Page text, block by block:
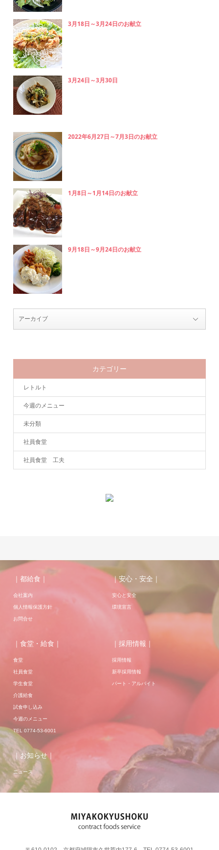
3月18日～3月24日のお献立
3月24日～3月30日
2022年6月27日～7月3日のお献立
1月8日～1月14日のお献立
9月18日～9月24日のお献立
カテゴリー
レトルト
今週のメニュー
未分類
社員食堂
社員食堂 工夫
｜都給食｜
会社案内
個人情報保護方針
お問合せ
｜安心・安全｜
安心と安全
環境宣言
｜食堂・給食｜
食堂
社員食堂
学生食堂
介護給食
試食申し込み
今週のメニュー
TEL 0774-53-6001
｜採用情報｜
採用情報
新卒採用情報
パート・アルバイト
｜お知らせ｜
ニュース